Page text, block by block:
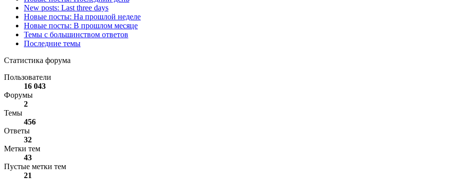
New posts: Last three days
Новые посты: На прошлой неделе
Новые посты: В прошлом месяце
Темы с большинством ответов
Последние темы
Статистика форума
Пользователи
16 043
Форумы
2
Темы
456
Ответы
32
Метки тем
43
Пустые метки тем
21